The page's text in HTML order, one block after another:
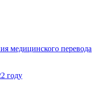
медицинского перевода
году